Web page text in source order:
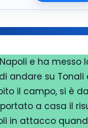
e ha
andare su
il campo, si è
a casa il
in attacco